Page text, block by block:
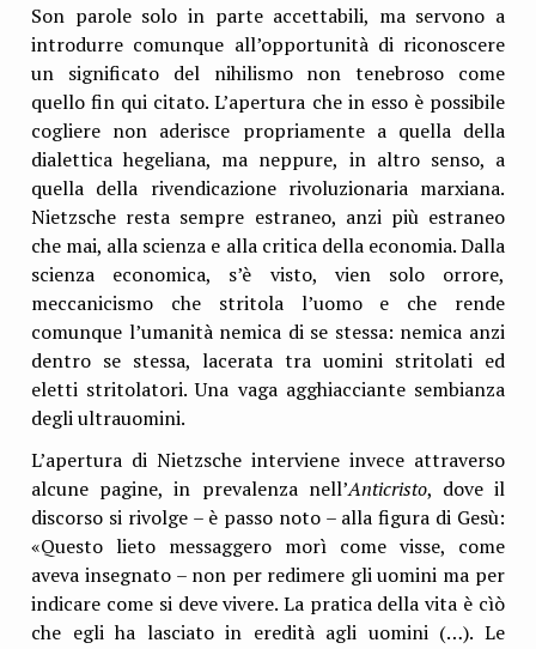
Son parole solo in parte accettabili, ma servono a
introdurre comunque all’opportunità di riconoscere
un significato del nihilismo non tenebroso come
quello fin qui citato. L’apertura che in esso è possibile
cogliere non aderisce propriamente a quella della
dialettica hegeliana, ma neppure, in altro senso, a
quella della rivendicazione rivoluzionaria marxiana.
Nietzsche resta sempre estraneo, anzi più estraneo
che mai, alla scienza e alla critica della economia. Dalla
scienza economica, s’è visto, vien solo orrore,
meccanicismo che stritola l’uomo e che rende
comunque l’umanità nemica di se stessa: nemica anzi
dentro se stessa, lacerata tra uomini stritolati ed
eletti stritolatori. Una vaga agghiacciante sembianza
degli ultrauomini.
L’apertura di Nietzsche interviene invece attraverso
alcune pagine, in prevalenza nell’Anticristo, dove il
discorso si rivolge – è passo noto – alla figura di Gesù:
«Questo lieto messaggero morì come visse, come
aveva insegnato – non per redimere gli uomini ma per
indicare come si deve vivere. La pratica della vita è cìò
che egli ha lasciato in eredità agli uomini (…). Le